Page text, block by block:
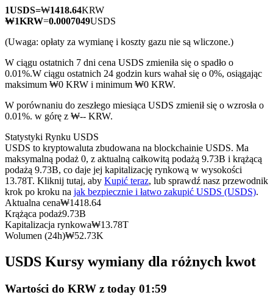
Kontrakty terminowe na USDC
Kontrakty futures wykorzystujące USDC jako zabezpieczenie
Kopiowanie Transakcji
Dołącz do najlepszych traderów
1USDS=₩1418.64KRW
₩1KRW=0.0007049USDS
(Uwaga: opłaty za wymianę i koszty gazu nie są wliczone.)
W ciągu ostatnich 7 dni cena USDS zmieniła się o spadło o
0.01%.W ciągu ostatnich 24 godzin kurs wahał się o 0%, osiągając
maksimum ₩0 KRW i minimum ₩0 KRW.
W porównaniu do zeszłego miesiąca USDS zmienił się o wzrosła o
0.01%. w górę z ₩-- KRW.
Statystyki Rynku USDS
USDS to kryptowaluta zbudowana na blockchainie USDS. Ma
maksymalną podaż 0, z aktualną całkowitą podażą 9.73B i krążącą
podażą 9.73B, co daje jej kapitalizację rynkową w wysokości
13.78T. Kliknij tutaj, aby Kupić teraz, lub sprawdź nasz przewodnik
krok po kroku na jak bezpiecznie i łatwo zakupić USDS (USDS).
Aktualna cena₩1418.64
Krążąca podaż9.73B
Kapitalizacja rynkowa₩13.78T
Wolumen (24h)₩52.73K
USDS Kursy wymiany dla różnych kwot
Wartości do KRW z today 01:59